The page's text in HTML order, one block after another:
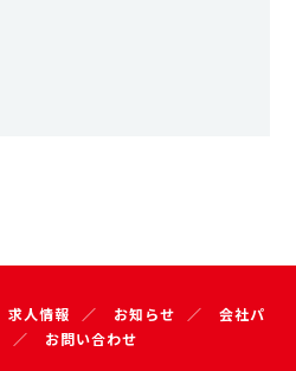
求人情報 お知らせ
会社パ
お問い合わせ